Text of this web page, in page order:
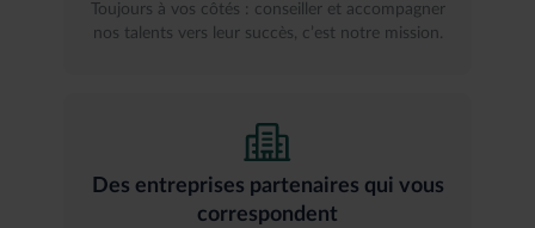
Toujours à vos côtés : conseiller et accompagner
nos talents vers leur succès, c’est notre mission.
Des entreprises partenaires qui vous
correspondent